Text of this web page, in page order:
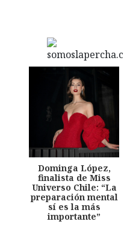
Dominga López,
finalista de Miss
Universo Chile: “La
preparación mental
sí es la más
importante”